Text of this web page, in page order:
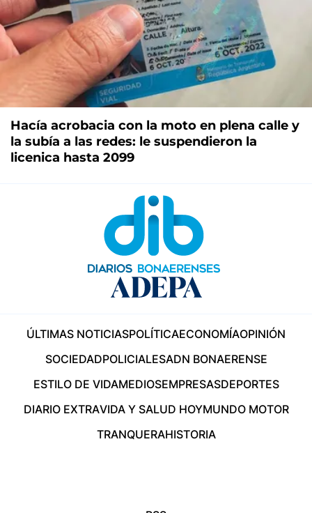
Hacía acrobacia con la moto en plena calle y
la subía a las redes: le suspendieron la
licenica hasta 2099
ÚLTIMAS NOTICIASPOLÍTICAECONOMÍAOPINIÓN
SOCIEDADPOLICIALESADN BONAERENSE
ESTILO DE VIDAMEDIOSEMPRESASDEPORTES
DIARIO EXTRAVIDA Y SALUD HOYMUNDO MOTOR
TRANQUERAHISTORIA